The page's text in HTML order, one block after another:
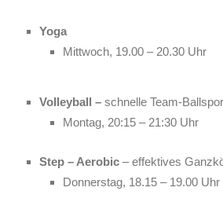
Yoga
Mittwoch, 19.00 – 20.30 Uhr
Volleyball – schnelle Team-
Montag, 20:15 – 21:30 Uhr
Step – Aerobic – effektives
Donnerstag, 18.15 – 19.00 Uhr